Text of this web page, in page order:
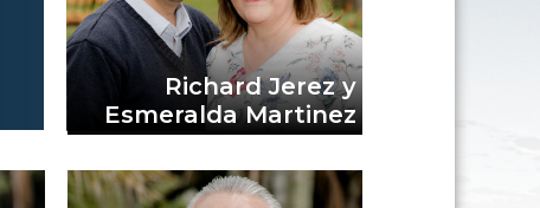
Richard Jerez y
Esmeralda Martinez